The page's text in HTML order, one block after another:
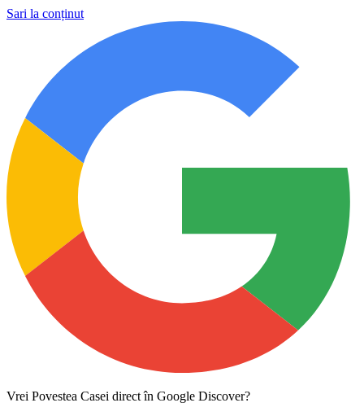
Sari la conținut
Vrei Povestea Casei direct în Google Discover?